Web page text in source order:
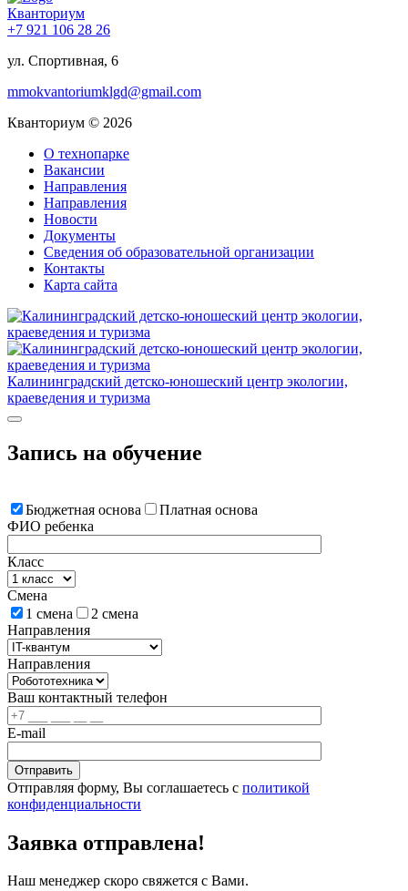
Кванториум
+7 921 106 28 26
ул. Спортивная, 6
mmokvantoriumklgd@gmail.com
Кванториум © 2026
О технопарке
Вакансии
Направления
Направления
Новости
Документы
Сведения об образовательной организации
Контакты
Карта сайта
Калининградский детско-юношеский центр экологии,
краеведения и туризма
Запись на обучение
Бюджетная основа
Платная основа
ФИО ребенка
Класс
Смена
1 смена
2 смена
Направления
Направления
Ваш контактный телефон
E-mail
Отправляя форму, Вы соглашаетесь с политикой
конфиденциальности
Заявка отправлена!
Наш менеджер скоро свяжется с Вами.